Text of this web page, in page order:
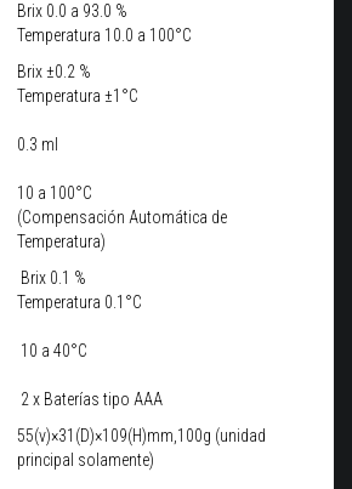
Brix 0.0 a 93.0 %
Temperatura 10.0 a 100°C
Brix ±0.2 %
Temperatura ±1°C
0.3 ml
10 a 100°C
(Compensación Automática de
Temperatura)
Brix 0.1 %
Temperatura 0.1°C
10 a 40°C
2 x Baterías tipo AAA
55(v)×31(D)×109(H)mm,100g (unidad
principal solamente)